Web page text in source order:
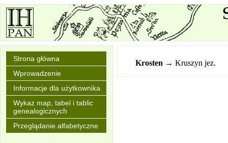
Strona główna
Wprowadzenie
Informacje dla użytkownika
Wykaz map, tabel i tablic
genealogicznych
Przeglądanie alfabetyczne
Krosten → Kruszyn jez.